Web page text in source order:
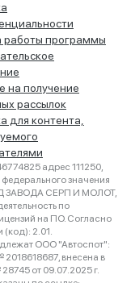
работы программы
на получение
рассылок
для контента,
адрес 111250,
значения
СЕРП И МОЛОТ,
по
на ПО. Согласно
(код): 2.01.
ООО "Автоспот":
внесена в
от 09.07.2025 г.